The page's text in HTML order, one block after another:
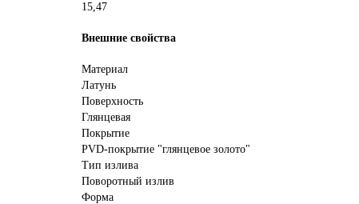
15,47
Внешние свойства
Материал
Латунь
Поверхность
Глянцевая
Покрытие
PVD-покрытие "глянцевое золото"
Тип излива
Поворотный излив
Форма